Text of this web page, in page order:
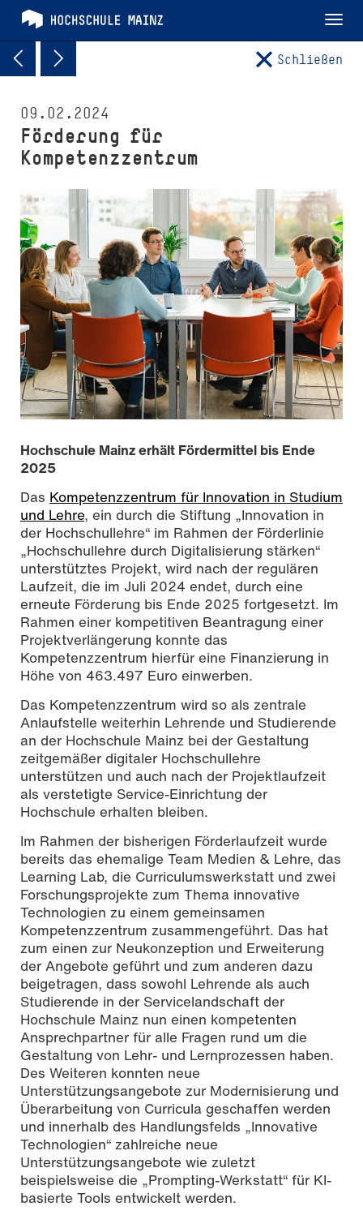
Schließen
09.02.2024
Förderung für
Kompetenzzentrum
Hochschule Mainz erhält Fördermittel bis Ende
2025
Das Kompetenzzentrum für Innovation in Studium
und Lehre, ein durch die Stiftung „Innovation in
der Hochschullehre“ im Rahmen der Förderlinie
„Hochschullehre durch Digitalisierung stärken“
unterstütztes Projekt, wird nach der regulären
Laufzeit, die im Juli 2024 endet, durch eine
erneute Förderung bis Ende 2025 fortgesetzt. Im
Rahmen einer kompetitiven Beantragung einer
Projektverlängerung konnte das
Kompetenzzentrum hierfür eine Finanzierung in
Höhe von 463.497 Euro einwerben.
Das Kompetenzzentrum wird so als zentrale
Anlaufstelle weiterhin Lehrende und Studierende
an der Hochschule Mainz bei der Gestaltung
zeitgemäßer digitaler Hochschullehre
unterstützen und auch nach der Projektlaufzeit
als verstetigte Service-Einrichtung der
Hochschule erhalten bleiben.
Im Rahmen der bisherigen Förderlaufzeit wurde
bereits das ehemalige Team Medien & Lehre, das
Learning Lab, die Curriculumswerkstatt und zwei
Forschungsprojekte zum Thema innovative
Technologien zu einem gemeinsamen
Kompetenzzentrum zusammengeführt. Das hat
zum einen zur Neukonzeption und Erweiterung
der Angebote geführt und zum anderen dazu
beigetragen, dass sowohl Lehrende als auch
Studierende in der Servicelandschaft der
Hochschule Mainz nun einen kompetenten
Ansprechpartner für alle Fragen rund um die
Gestaltung von Lehr- und Lernprozessen haben.
Des Weiteren konnten neue
Unterstützungsangebote zur Modernisierung und
Überarbeitung von Curricula geschaffen werden
und innerhalb des Handlungsfelds „Innovative
Technologien“ zahlreiche neue
Unterstützungsangebote wie zuletzt
beispielsweise die „Prompting-Werkstatt“ für KI-
basierte Tools entwickelt werden.